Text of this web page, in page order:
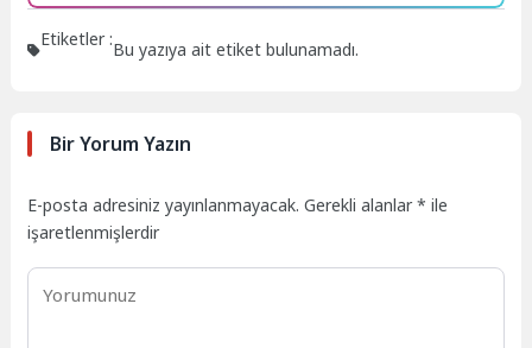
Etiketler :Bu yazıya ait etiket bulunamadı.
Bir Yorum Yazın
E-posta adresiniz yayınlanmayacak. Gerekli alanlar* ile
işaretlenmişlerdir